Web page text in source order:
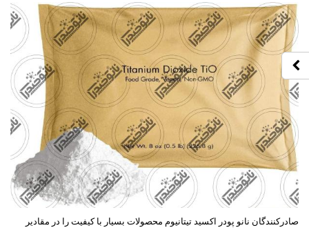
صادرکنندگان نانو پودر اکسید تیتانیوم محصولات بسیار با کیفیت را در مقادیر